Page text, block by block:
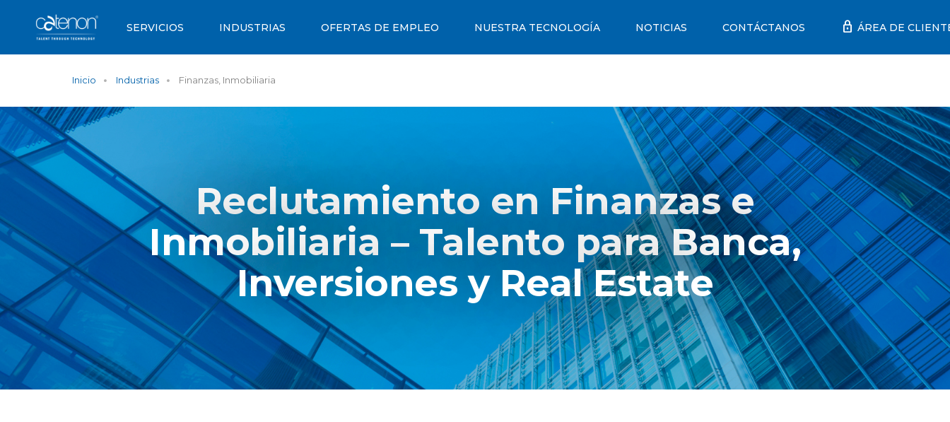
SERVICIOS INDUSTRIAS OFERTAS DE EMPLEO NUESTRA TECNOLOGÍA NOTICIAS CONTÁCTANOS lock ÁREA DE
Inicio Industrias Finanzas, Inmobiliaria
Reclutamiento en Finanzas e
Inmobiliaria – Talento para Banca,
Inversiones y Real Estate